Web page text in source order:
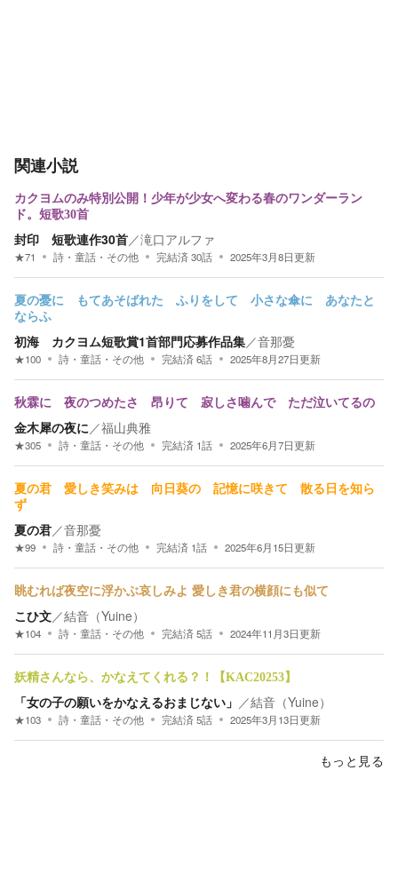
関連小説
カクヨムのみ特別公開！少年が少女へ変わる春のワンダーラン
ド。短歌30首
封印 短歌連作30首／滝口アルファ
★71 詩・童話・その他 完結済30話 2025年3月8日更新
夏の憂に もてあそばれた ふりをして 小さな傘に あなたと
ならふ
初海 カクヨム短歌賞1首部門応募作品集／音那憂
★100 詩・童話・その他 完結済6話 2025年8月27日更新
秋霖に 夜のつめたさ 昂りて 寂しさ噛んで ただ泣いてるの
金木犀の夜に ／福山典雅
★305 詩・童話・その他 完結済 1話 2025年6月7日更新
夏の君 愛しき笑みは 向日葵の 記憶に咲きて 散る日を知ら
ず
夏の君／音那憂
★99 詩・童話・その他 完結済 1話 2025年6月15日更新
眺むれば夜空に浮かぶ哀しみよ 愛しき君の横顔にも似て
こひ文／結音（Yuine）
★104 詩・童話・その他 完結済5話 2024年11月3日更新
妖精さんなら、かなえてくれる？！【KAC20253】
「女の子の願いをかなえるおまじない」 ／結音（Yuine）
★103 詩・童話・その他 完結済5話 2025年3月13日更新
もっと見る